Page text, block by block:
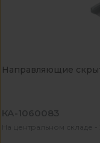
Направляющие
КА-1060083
На центральном складе -